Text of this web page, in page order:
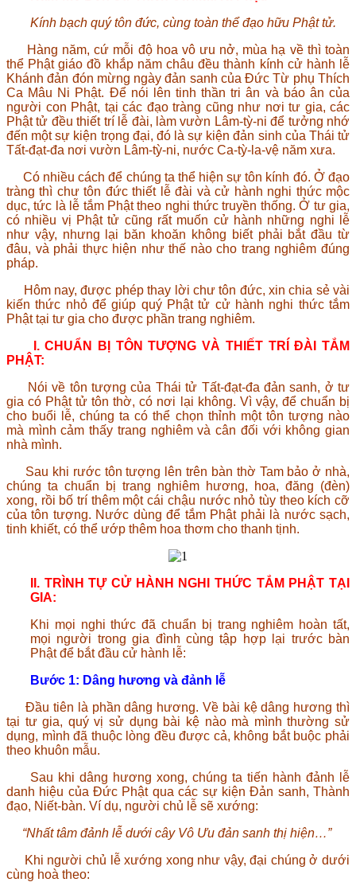
Kính bạch quý tôn đức, cùng toàn thể đạo hữu Phật tử.
Hàng năm, cứ mỗi độ hoa vô ưu nở, mùa hạ về thì toàn
thể Phật giáo đồ khắp năm châu đều thành kính cử hành lễ
Khánh đản đón mừng ngày đản sanh của Đức Từ phụ Thích
Ca Mâu Ni Phật. Để nói lên tinh thần tri ân và báo ân của
người con Phật, tại các đạo tràng cũng như nơi tư gia, các
Phật tử đều thiết trí lễ đài, làm vườn Lâm-tỳ-ni để tưởng nhớ
đến một sự kiện trọng đại, đó là sự kiện đản sinh của Thái tử
Tất-đạt-đa nơi vườn Lâm-tỳ-ni, nước Ca-tỳ-la-vệ năm xưa.
Có nhiều cách để chúng ta thể hiện sự tôn kính đó. Ở đạo
tràng thì chư tôn đức thiết lễ đài và cử hành nghi thức mộc
dục, tức là lễ tắm Phật theo nghi thức truyền thống. Ở tư gia,
có nhiều vị Phật tử cũng rất muốn cử hành những nghi lễ
như vậy, nhưng lại băn khoăn không biết phải bắt đầu từ
đâu, và phải thực hiện như thế nào cho trang nghiêm đúng
pháp.
Hôm nay, được phép thay lời chư tôn đức, xin chia sẻ vài
kiến thức nhỏ để giúp quý Phật tử cử hành nghi thức tắm
Phật tại tư gia cho được phần trang nghiêm.
I. CHUẨN BỊ TÔN TƯỢNG VÀ THIẾT TRÍ ĐÀI TẮM
PHẬT:
Nói về tôn tượng của Thái tử Tất-đạt-đa đản sanh, ở tư
gia có Phật tử tôn thờ, có nơi lại không. Vì vậy, để chuẩn bị
cho buổi lễ, chúng ta có thể chọn thỉnh một tôn tượng nào
mà mình cảm thấy trang nghiêm và cân đối với không gian
nhà mình.
Sau khi rước tôn tượng lên trên bàn thờ Tam bảo ở nhà,
chúng ta chuẩn bị trang nghiêm hương, hoa, đăng (đèn)
xong, rồi bố trí thêm một cái chậu nước nhỏ tùy theo kích cỡ
của tôn tượng. Nước dùng để tắm Phật phải là nước sạch,
tinh khiết, có thể ướp thêm hoa thơm cho thanh tịnh.
II. TRÌNH TỰ CỬ HÀNH NGHI THỨC TẮM PHẬT TẠI
GIA:
Khi mọi nghi thức đã chuẩn bị trang nghiêm hoàn tất,
mọi người trong gia đình cùng tập hợp lại trước bàn
Phật để bắt đầu cử hành lễ:
Bước 1: Dâng hương và đảnh lễ
Đầu tiên là phần dâng hương. Về bài kệ dâng hương thì
tại tư gia, quý vị sử dụng bài kệ nào mà mình thường sử
dụng, mình đã thuộc lòng đều được cả, không bắt buộc phải
theo khuôn mẫu.
Sau khi dâng hương xong, chúng ta tiến hành đảnh lễ
danh hiệu của Đức Phật qua các sự kiện Đản sanh, Thành
đạo, Niết-bàn. Ví dụ, người chủ lễ sẽ xướng:
“Nhất tâm đảnh lễ dưới cây Vô Ưu đản sanh thị hiện…”
Khi người chủ lễ xướng xong như vậy, đại chúng ở dưới
cùng hoà theo: